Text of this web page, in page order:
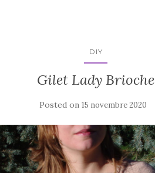
DIY
Gilet Lady Brioche
Posted on 15 novembre 2020